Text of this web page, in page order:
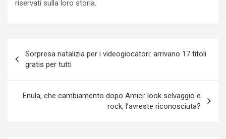
riservati sulla loro storia.
articoli
Sorpresa natalizia per i videogiocatori: arrivano 17 titoli
gratis per tutti
Enula, che cambiamento dopo Amici: look selvaggio e
rock, l’avreste riconosciuta?